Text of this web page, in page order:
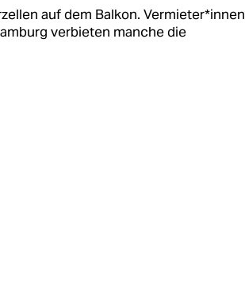
auf dem Balkon. Ver­mie­­ter*in­nen
verbieten manche die